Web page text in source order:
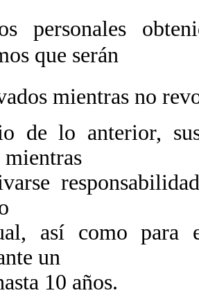
personales
que serán
mientras no
de lo anterior,
mientras
así como para
un
10 años.